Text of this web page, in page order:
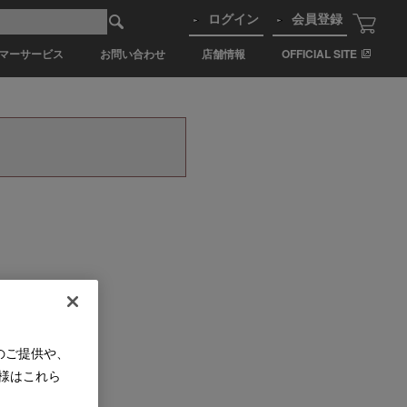
ーサービス お問い合わせ 店舗情報 OFFICIAL SITE
ログイン 会員登録
提供や、
はこれら